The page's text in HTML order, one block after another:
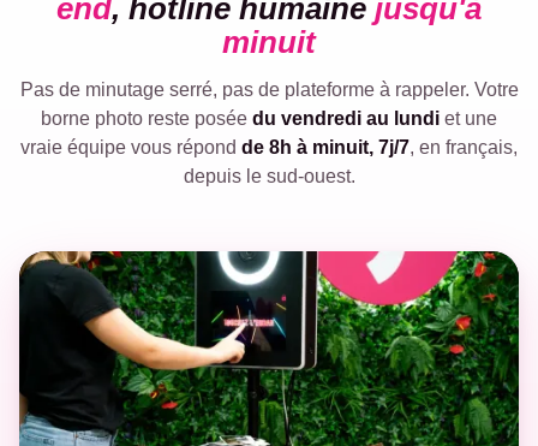
end, hotline humaine jusqu'à
minuit
Pas de minutage serré, pas de plateforme à rappeler. Votre
borne photo reste posée du vendredi au lundi et une
vraie équipe vous répond de 8h à minuit, 7j/7, en français,
depuis le sud-ouest.